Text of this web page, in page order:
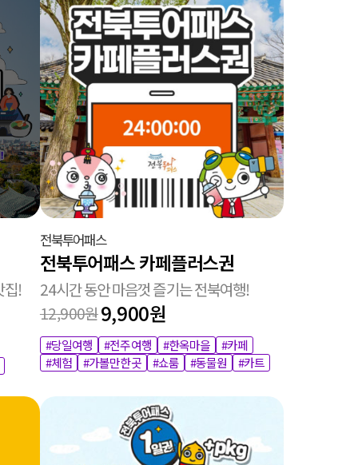
집!
전북투어패스
전북투어패스 카페플러스권
24시간 동안 마음껏 즐기는 전북여행!
12,900원9,900원
#당일여행 #전주여행 #한옥마을
#카페
#체험
#가볼만한곳 #쇼룸 #동물원 #카트